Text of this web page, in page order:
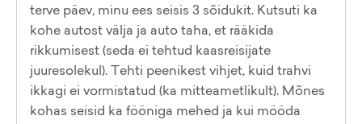
terve päev, minu ees seisis 3 sõidukit. Kutsuti ka
kohe autost välja ja auto taha, et rääkida
rikkumisest (seda ei tehtud kaasreisijate
juuresolekul). Tehti peenikest vihjet, kuid trahvi
ikkagi ei vormistatud (ka mitteametlikult). Mõnes
kohas seisid ka fööniga mehed ja kui mööda